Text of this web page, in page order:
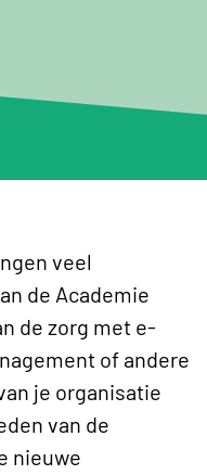
veel
de Academie
de zorg met e-
of andere
je organisatie
van de
nieuwe